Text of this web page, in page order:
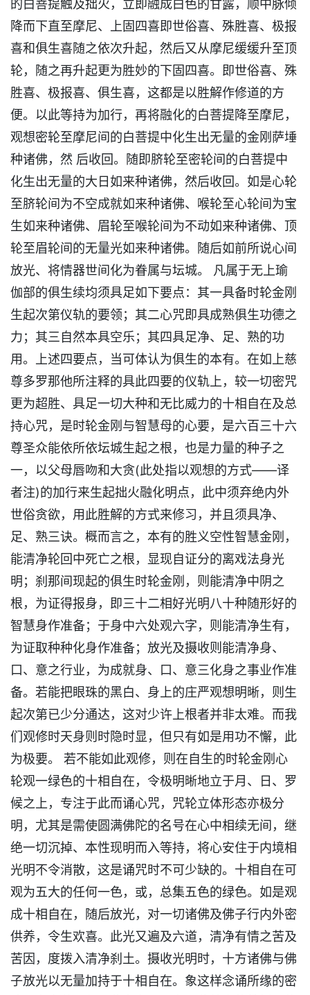
的白菩提触及拙火，立即融成白色的甘露，顺中脉倾
降而下直至摩尼、上固四喜即世俗喜、殊胜喜、极报
喜和俱生喜随之依次升起，然后又从摩尼缓缓升至顶
轮，随之再升起更为胜妙的下固四喜。即世俗喜、殊
胜喜、极报喜、俱生喜，这都是以胜解作修道的方
便。以此等持为加行，再将融化的白菩提降至摩尼，
观想密轮至摩尼间的白菩提中化生出无量的金刚萨埵
种诸佛，然 后收回。随即脐轮至密轮间的白菩提中
化生出无量的大日如来种诸佛，然后收回。如是心轮
至脐轮间为不空成就如来种诸佛、喉轮至心轮间为宝
生如来种诸佛、眉轮至喉轮间为不动如来种诸佛、顶
轮至眉轮间的无量光如来种诸佛。随后如前所说心间
放光、将情器世间化为眷属与坛城。 凡属于无上瑜
伽部的俱生续均须具足如下要点：其一具备时轮金刚
生起次第仪轨的要领；其二心咒即具成熟俱生功德之
力；其三自然本具空乐；其四具足净、足、熟的功
用。上述四要点，当可体认为俱生的本有。在如上慈
尊多罗那他所注释的具此四要的仪轨上，较一切密咒
更为超胜、具足一切大种和无比威力的十相自在及总
持心咒，是时轮金刚与智慧母的心要，是六百三十六
尊圣众能依所依坛城生起之根，也是力量的种子之
一，以父母唇吻和大贪(此处指以观想的方式——译
者注)的加行来生起拙火融化明点，此中须弃绝内外
世俗贪欲，用此胜解的方式来修习，并且须具净、
足、熟三诀。概而言之，本有的胜义空性智慧金刚，
能清净轮回中死亡之根，显现自证分的离戏法身光
明；刹那间现起的俱生时轮金刚，则能清净中阴之
根，为证得报身，即三十二相好光明八十种随形好的
智慧身作准备；于身中六处观六字，则能清净生有，
为证取种种化身作准备；放光及摄收则能清净身、
口、意之行业，为成就身、口、意三化身之事业作准
备。若能把眼珠的黑白、身上的庄严观想明晰，则生
起次第已少分通达，这对少许上根者并非太难。而我
们观修时天身则时隐时显，但只有如是用功不懈，此
为极要。 若不能如此观修，则在自生的时轮金刚心
轮观一绿色的十相自在，令极明晰地立于月、日、罗
候之上，专注于此而诵心咒，咒轮立体形态亦极分
明，尤其是需使圆满佛陀的名号在心中相续无间，继
绝一切沉掉、本性现明而入等持，将心安住于内境相
光明不令消散，这是诵咒时不可少缺的。十相自在可
观为五大的任何一色，或，总集五色的绿色。如是观
成十相自在，随后放光，对一切诸佛及佛子行内外密
供养，令生欢喜。此光又遍及六道，清净有情之苦及
苦因，度拨入清净刹土。摄收光明时，十方诸佛与佛
子放光以无量加持于十相自在。象这样念诵所缘的密